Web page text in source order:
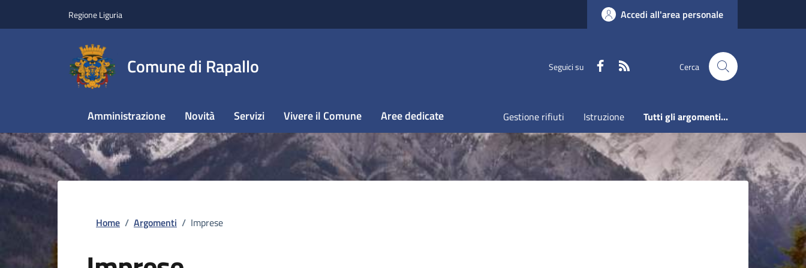
Regione Liguria Accedi all'area personale
Comune di Rapallo Seguici su Faceboook Cerca
Amministrazione Novità Servizi Vivere il Comune Aree dedicate Gestione rifiuti Istruzione Tutti gli argomenti...
Home / Argomenti / Imprese